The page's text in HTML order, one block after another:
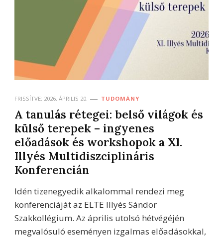
FRISSÍTVE: 2026. ÁPRILIS 20. TUDOMÁNY
A tanulás rétegei: belső világok és
külső terepek – ingyenes
előadások és workshopok a XI.
Illyés Multidiszciplináris
Konferencián
Idén tizenegyedik alkalommal rendezi meg
konferenciáját az ELTE Illyés Sándor
Szakkollégium. Az április utolsó hétvégéjén
megvalósuló eseményen izgalmas előadásokkal,